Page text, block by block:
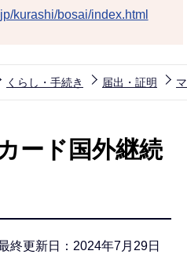
kurashi/bosai/index.html
くらし・手続き 届出・証明
ード国外継続
終更新日：2024年7月29日